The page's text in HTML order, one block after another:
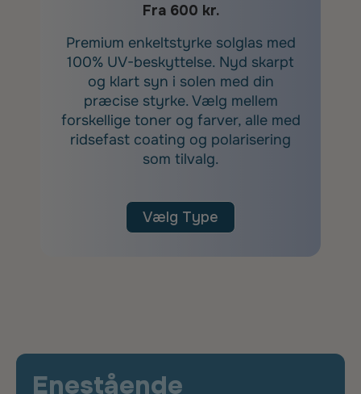
Fra 600 kr.
Premium enkeltstyrke solglas med
100% UV-beskyttelse. Nyd skarpt
og klart syn i solen med din
præcise styrke. Vælg mellem
forskellige toner og farver, alle med
ridsefast coating og polarisering
som tilvalg.
Vælg Type
Enestående